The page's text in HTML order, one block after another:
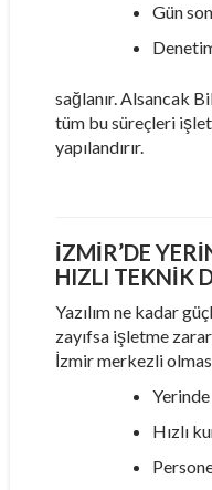
Gün
sağlanır. Alsancak
tüm bu süreçleri
yapılandırır.
İZMIR’DE
HIZLI TEKNIK
Yazılım ne kadar
zayıfsa işletme
İzmir merkezli
Hızlı